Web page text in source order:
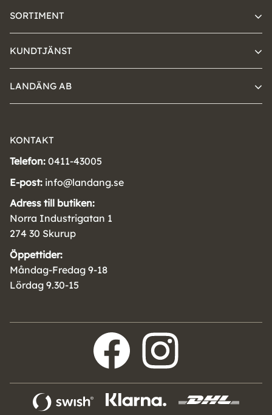
SORTIMENT
KUNDTJÄNST
LANDÄNG AB
KONTAKT
Telefon: 0411-43005
E-post: info@landang.se
Adress till butiken:
Norra Industrigatan 1
274 30 Skurup
Öppettider:
Måndag-Fredag 9-18
Lördag 9.30-15